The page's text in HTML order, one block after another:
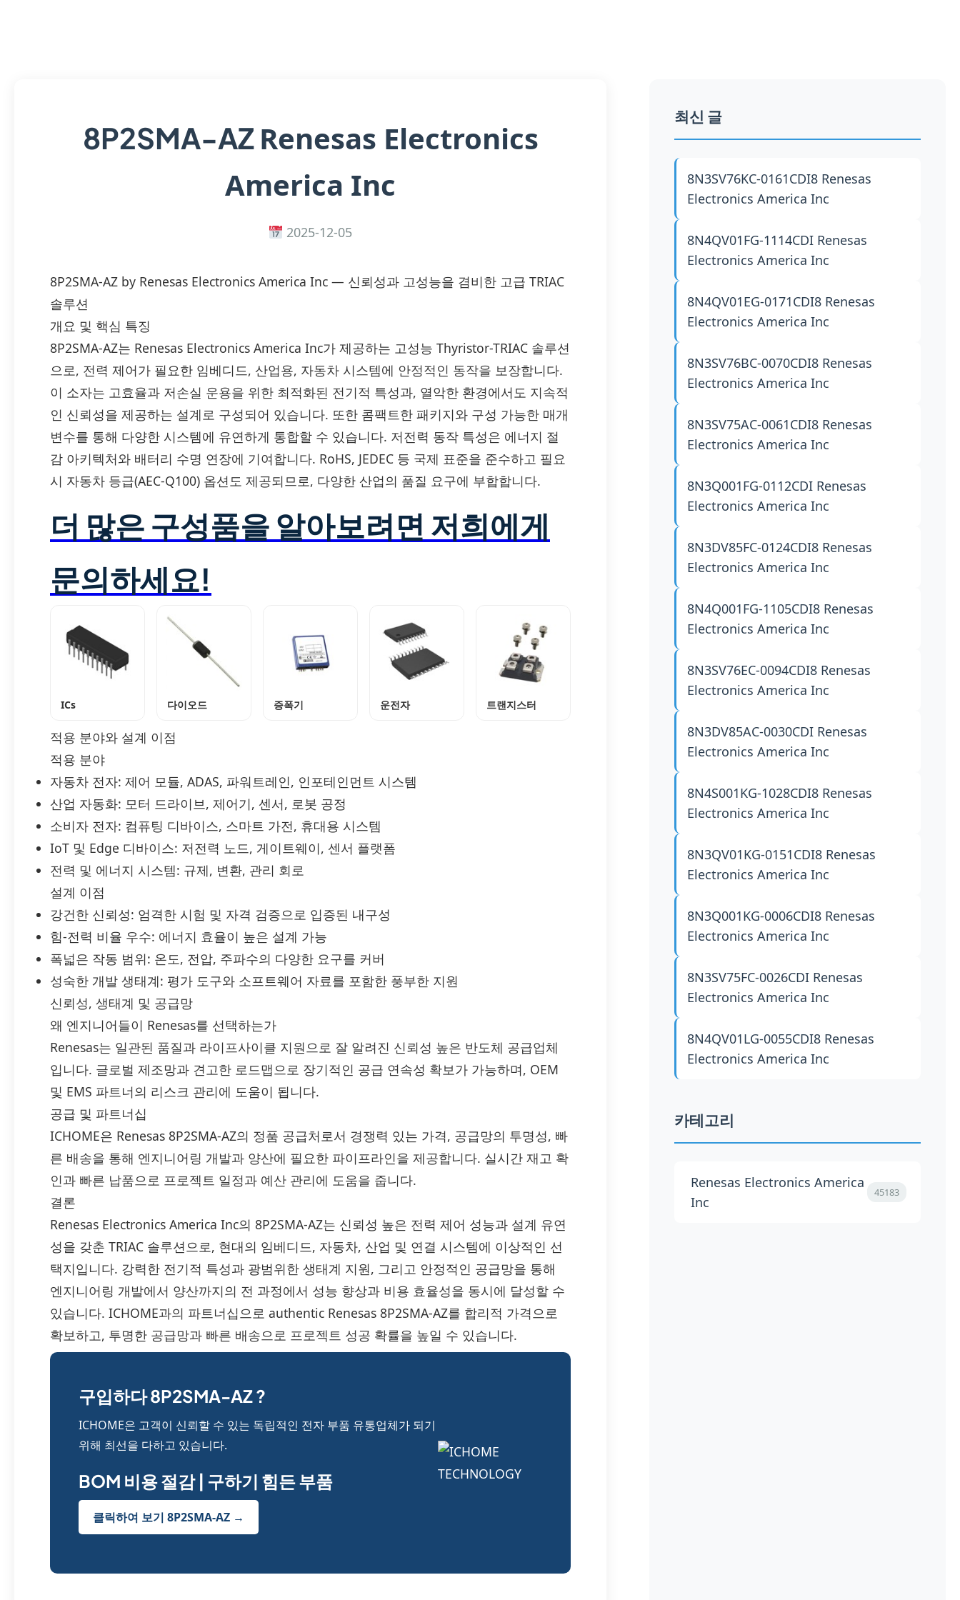
8P2SMA-AZRenesas Electronics
America Inc
2025-12-05
8P2SMA-AZ by Renesas Electronics America Inc — 신뢰성과 고성능을 겸비한 고급 TRIAC
솔루션
개요 및 핵심 특징
8P2SMA-AZ는 Renesas Electronics America Inc가 제공하는 고성능 Thyristor-TRIAC 솔루션
으로, 전력 제어가 필요한 임베디드, 산업용, 자동차 시스템에 안정적인 동작을 보장합니다.
이 소자는 고효율과 저손실 운용을 위한 최적화된 전기적 특성과, 열악한 환경에서도 지속적
인 신뢰성을 제공하는 설계로 구성되어 있습니다. 또한 콤팩트한 패키지와 구성 가능한 매개
변수를 통해 다양한 시스템에 유연하게 통합할 수 있습니다. 저전력 동작 특성은 에너지 절
감 아키텍처와 배터리 수명 연장에 기여합니다. RoHS, JEDEC 등 국제 표준을 준수하고 필요
시 자동차 등급(AEC-Q100) 옵션도 제공되므로, 다양한 산업의 품질 요구에 부합합니다.
더 많은 구성품을 알아보려면 저희에게
문의하세요!
ICs 다이오드 증폭기 운전자 트랜지스터
적용 분야와 설계 이점
적용 분야
자동차 전자: 제어 모듈, ADAS, 파워트레인, 인포테인먼트 시스템
산업 자동화: 모터 드라이브, 제어기, 센서, 로봇 공정
소비자 전자: 컴퓨팅 디바이스, 스마트 가전, 휴대용 시스템
IoT 및 Edge 디바이스: 저전력 노드, 게이트웨이, 센서 플랫폼
전력 및 에너지 시스템: 규제, 변환, 관리 회로
설계 이점
강건한 신뢰성: 엄격한 시험 및 자격 검증으로 입증된 내구성
힘-전력 비율 우수: 에너지 효율이 높은 설계 가능
폭넓은 작동 범위: 온도, 전압, 주파수의 다양한 요구를 커버
성숙한 개발 생태계: 평가 도구와 소프트웨어 자료를 포함한 풍부한 지원
신뢰성, 생태계 및 공급망
왜 엔지니어들이 Renesas를 선택하는가
Renesas는 일관된 품질과 라이프사이클 지원으로 잘 알려진 신뢰성 높은 반도체 공급업체
입니다. 글로벌 제조망과 견고한 로드맵으로 장기적인 공급 연속성 확보가 가능하며, OEM
및 EMS 파트너의 리스크 관리에 도움이 됩니다.
공급 및 파트너십
ICHOME은 Renesas 8P2SMA-AZ의 정품 공급처로서 경쟁력 있는 가격, 공급망의 투명성, 빠
른 배송을 통해 엔지니어링 개발과 양산에 필요한 파이프라인을 제공합니다. 실시간 재고 확
인과 빠른 납품으로 프로젝트 일정과 예산 관리에 도움을 줍니다.
결론
Renesas Electronics America Inc의 8P2SMA-AZ는 신뢰성 높은 전력 제어 성능과 설계 유연
성을 갖춘 TRIAC 솔루션으로, 현대의 임베디드, 자동차, 산업 및 연결 시스템에 이상적인 선
택지입니다. 강력한 전기적 특성과 광범위한 생태계 지원, 그리고 안정적인 공급망을 통해
엔지니어링 개발에서 양산까지의 전 과정에서 성능 향상과 비용 효율성을 동시에 달성할 수
있습니다. ICHOME과의 파트너십으로 authentic Renesas 8P2SMA-AZ를 합리적 가격으로
확보하고, 투명한 공급망과 빠른 배송으로 프로젝트 성공 확률을 높일 수 있습니다.
구입하다 8P2SMA-AZ ?
ICHOME은 고객이 신뢰할 수 있는 독립적인 전자 부품 유통업체가 되기
위해 최선을 다하고 있습니다.
BOM 비용 절감 | 구하기 힘든 부품
클릭하여 보기 8P2SMA-AZ →
최신 글
8N3SV76KC-0161CDI8 Renesas
Electronics America Inc
8N4QV01FG-1114CDI Renesas
Electronics America Inc
8N4QV01EG-0171CDI8 Renesas
Electronics America Inc
8N3SV76BC-0070CDI8 Renesas
Electronics America Inc
8N3SV75AC-0061CDI8 Renesas
Electronics America Inc
8N3Q001FG-0112CDI Renesas
Electronics America Inc
8N3DV85FC-0124CDI8 Renesas
Electronics America Inc
8N4Q001FG-1105CDI8 Renesas
Electronics America Inc
8N3SV76EC-0094CDI8 Renesas
Electronics America Inc
8N3DV85AC-0030CDI Renesas
Electronics America Inc
8N4S001KG-1028CDI8 Renesas
Electronics America Inc
8N3QV01KG-0151CDI8 Renesas
Electronics America Inc
8N3Q001KG-0006CDI8 Renesas
Electronics America Inc
8N3SV75FC-0026CDI Renesas
Electronics America Inc
8N4QV01LG-0055CDI8 Renesas
Electronics America Inc
카테고리
Renesas Electronics America
Inc
45183